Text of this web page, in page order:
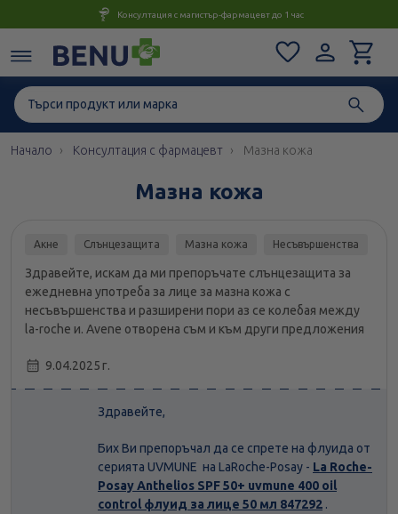
Консултация с магистър-фармацевт до 1 час
Начало Консултация с фармацевт Мазна кожа
Мазна кожа
Акне Слънцезащита Мазна кожа Несъвършенства
Здравейте, искам да ми препоръчате слънцезащита за
ежедневна употреба за лице за мазна кожа с
несъвършенства и разширени пори аз се колебая между
la-roche и. Avene отворена съм и към други предложения
9.04.2025 г.
Здравейте,
Бих Ви препоръчал да се спрете на флуида от
серията UVMUNE на LaRoche-Posay - La Roche-
Posay Anthelios SPF 50+ uvmune 400 oil
control флуид за лице 50 мл 847292 .